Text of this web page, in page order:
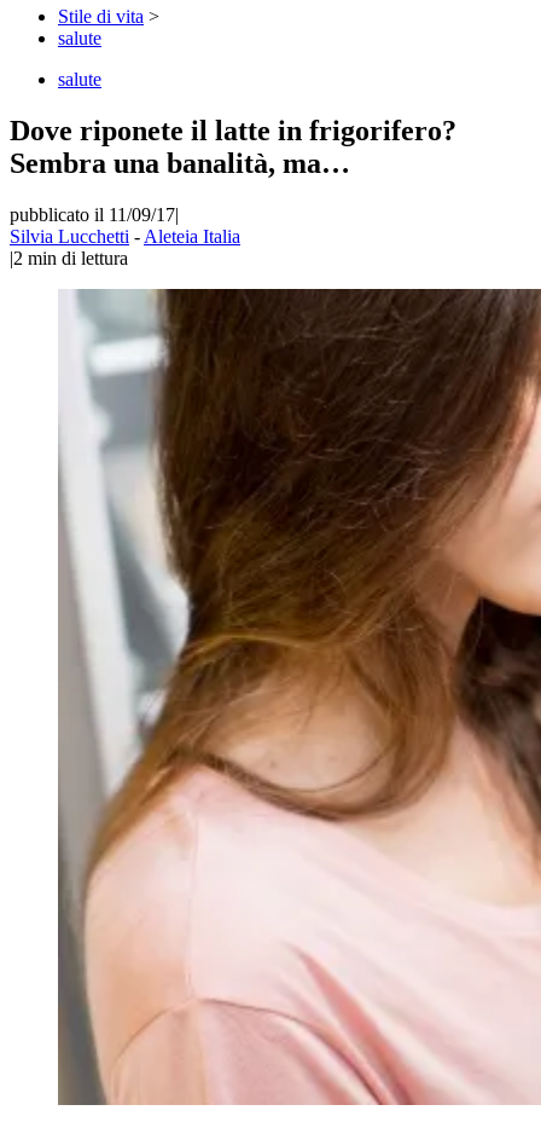
Stile di vita >
salute
salute
Dove riponete il latte in frigorifero?
Sembra una banalità, ma…
pubblicato il 11/09/17|
Silvia Lucchetti - Aleteia Italia
|2 min di lettura